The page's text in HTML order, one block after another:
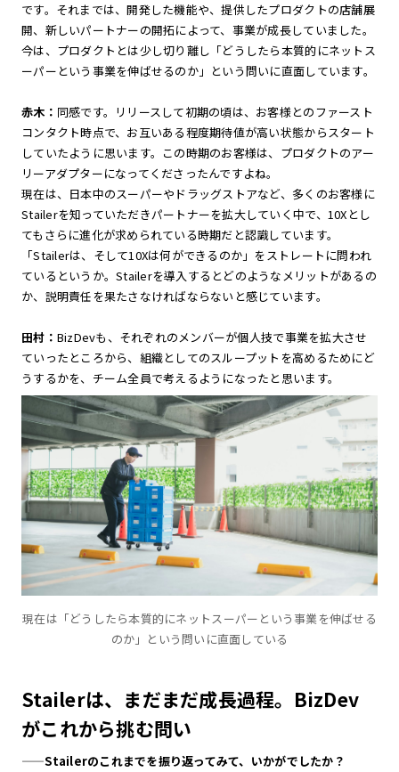
です。それまでは、開発した機能や、提供したプロダクトの店舗展
開、新しいパートナーの開拓によって、事業が成長していました。
今は、プロダクトとは少し切り離し「どうしたら本質的にネットス
ーパーという事業を伸ばせるのか」という問いに直面しています。
赤木： 同感です。リリースして初期の頃は、お客様とのファースト
コンタクト時点で、お互いある程度期待値が高い状態からスタート
していたように思います。この時期のお客様は、プロダクトのアー
リーアダプターになってくださったんですよね。
現在は、日本中のスーパーやドラッグストアなど、多くのお客様に
Stailerを知っていただきパートナーを拡大していく中で、10Xとし
てもさらに進化が求められている時期だと認識しています。
「Stailerは、そして10Xは何ができるのか」をストレートに問われ
ているというか。Stailerを導入するとどのようなメリットがあるの
か、説明責任を果たさなければならないと感じています。
田村： BizDevも、それぞれのメンバーが個人技で事業を拡大させ
ていったところから、組織としてのスループットを高めるためにど
うするかを、チーム全員で考えるようになったと思います。
現在は「どうしたら本質的にネットスーパーという事業を伸ばせる
のか」という問いに直面している
Stailerは、まだまだ成長過程。BizDev
がこれから挑む問い
——Stailerのこれまでを振り返ってみて、いかがでしたか？